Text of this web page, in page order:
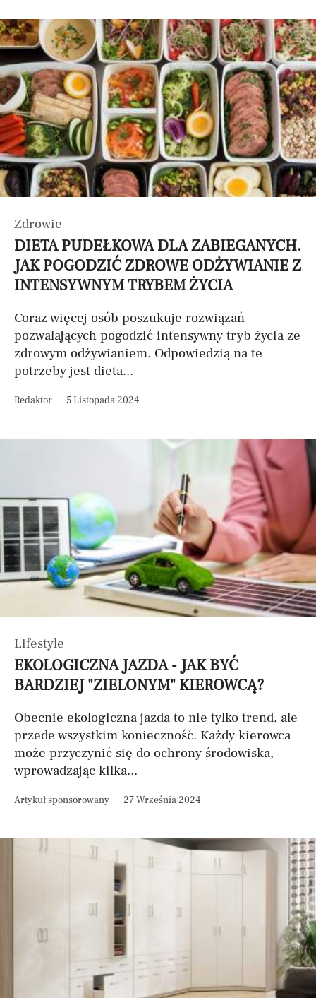
Zdrowie
DIETA PUDEŁKOWA DLA ZABIEGANYCH.
JAK POGODZIĆ ZDROWE ODŻYWIANIE Z
INTENSYWNYM TRYBEM ŻYCIA
Coraz więcej osób poszukuje rozwiązań
pozwalających pogodzić intensywny tryb życia ze
zdrowym odżywianiem. Odpowiedzią na te
potrzeby jest dieta...
Redaktor 5 Listopada 2024
Lifestyle
EKOLOGICZNA JAZDA - JAK BYĆ
BARDZIEJ "ZIELONYM" KIEROWCĄ?
Obecnie ekologiczna jazda to nie tylko trend, ale
przede wszystkim konieczność. Każdy kierowca
może przyczynić się do ochrony środowiska,
wprowadzając kilka...
Artykuł sponsorowany 27 Września 2024